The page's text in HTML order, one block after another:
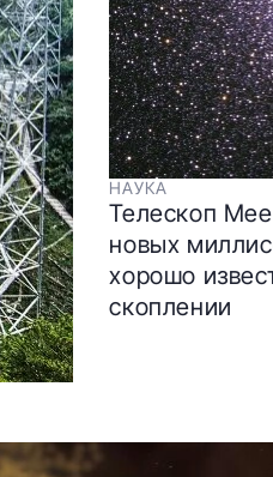
НАУКА
Телескоп
новых
хорошо
скоплении